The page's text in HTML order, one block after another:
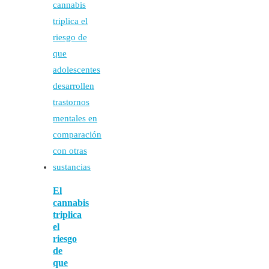
El
cannabis
triplica
el
riesgo
de
que